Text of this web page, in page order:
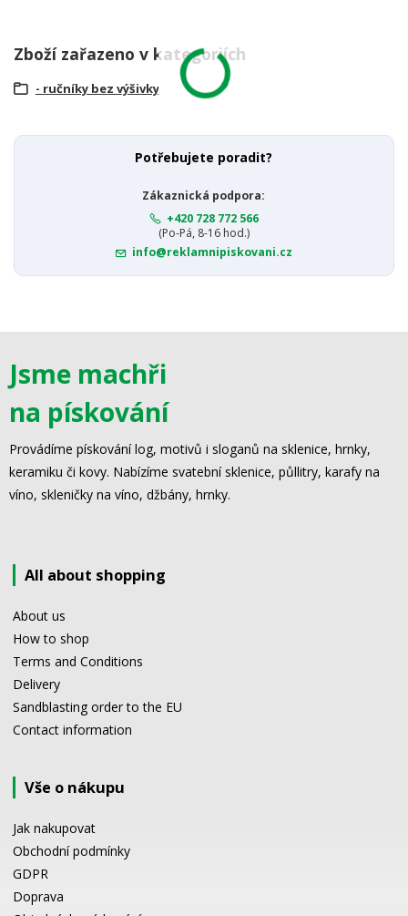
Zboží zařazeno v kategoriích
- ručníky bez výšivky
Potřebujete poradit?
Zákaznická podpora:
+420 728 772 566
(Po-Pá, 8-16 hod.)
info@reklamnipiskovani.cz
Jsme machři
na pískování
Provádíme pískování log, motivů i sloganů na sklenice, hrnky,
keramiku či kovy. Nabízíme svatební sklenice, půllitry, karafy na
víno, skleničky na víno, džbány, hrnky.
All about shopping
About us
How to shop
Terms and Conditions
Delivery
Sandblasting order to the EU
Contact information
Vše o nákupu
Jak nakupovat
Obchodní podmínky
GDPR
Doprava